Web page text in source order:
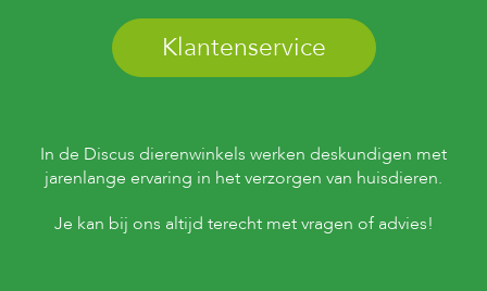
Klantenservice
In de Discus dierenwinkels werken deskundigen met
jarenlange ervaring in het verzorgen van huisdieren.
Je kan bij ons altijd terecht met vragen of advies!